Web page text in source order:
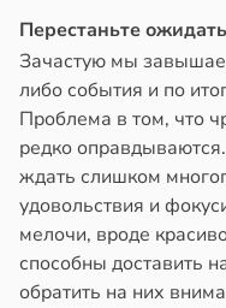
Перестаньте
Зачастую мы
либо события и по
Проблема в том, что
редко
ждать слишком
удовольствия и
мелочи, вроде
способны доставить
обратить на них